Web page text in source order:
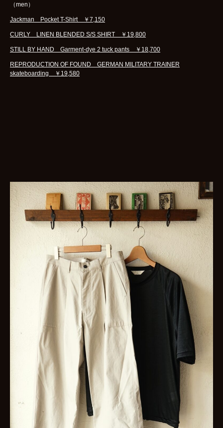
（men）
Jackman Pocket T-Shirt ￥7,150
CURLY LINEN BLENDED S/S SHIRT ￥19,800
STILL BY HAND Garment-dye 2 tuck pants ￥18,700
REPRODUCTION OF FOUND GERMAN MILITARY TRAINER
skateboarding ￥19,580